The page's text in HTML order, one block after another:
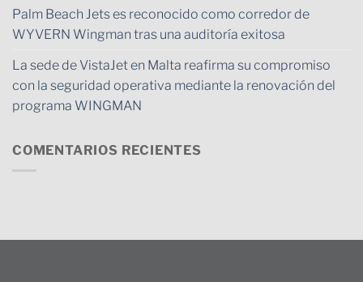
Palm Beach Jets es reconocido como corredor de
WYVERN Wingman tras una auditoría exitosa
La sede de VistaJet en Malta reafirma su compromiso
con la seguridad operativa mediante la renovación del
programa WINGMAN
COMENTARIOS RECIENTES